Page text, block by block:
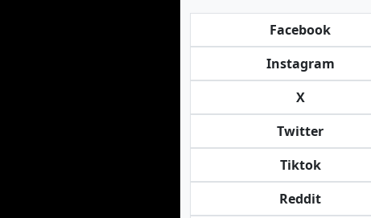
Facebook
Instagram
X
Twitter
Tiktok
Reddit